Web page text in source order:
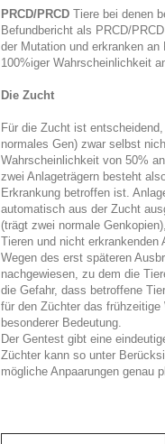
PRCD/PRCDTiere bei denen
Befundbericht als PRCD/
der Mutation und erkranken
100%iger Wahrscheinlichkeit
Die Zucht
Für die Zucht ist
normales Gen) zwar selbst
Wahrscheinlichkeit von 50%
zwei Anlageträgern besteht
Erkrankung betroffen ist.
automatisch aus der Zucht
(trägt zwei normale
Tieren und nicht erkrankenden
Wegen des erst späteren
nachgewiesen, zu dem die
die Gefahr, dass betroffene
für den Züchter das
besonderer Bedeutung.
Der Gentest gibt eine
Züchter kann so unter
mögliche Anpaarungen genau